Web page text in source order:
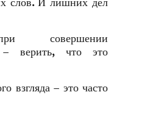
слов. И лишних дел
совершении
– верить, что это
взгляда – это часто